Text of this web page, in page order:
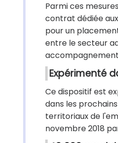
Parmi ces
contrat dédiée
pour un
entre le secteur
Expérimenté
Ce dispositif est
dans les
territoriaux de
novembre 2018